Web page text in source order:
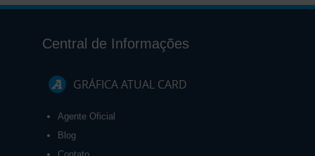
Central de Informações
GRÁFICA ATUAL CARD
Agente Oficial
Blog